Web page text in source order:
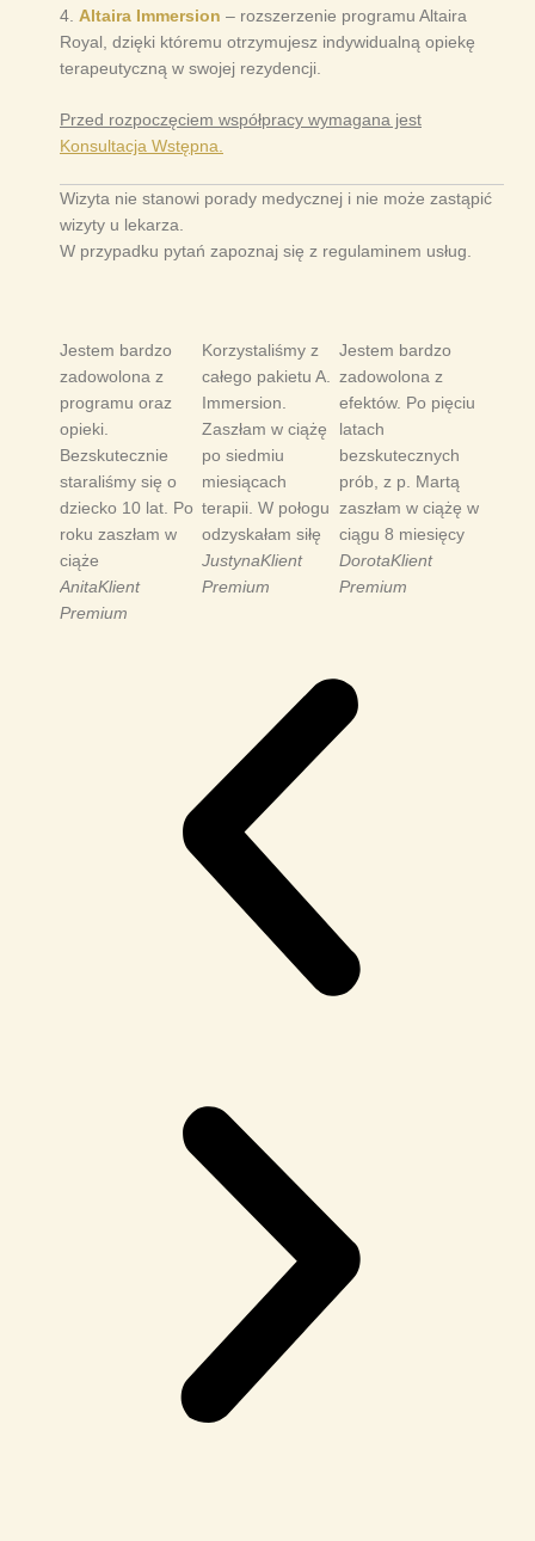
4. Altaira Immersion – rozszerzenie programu Altaira
Royal, dzięki któremu otrzymujesz indywidualną opiekę
terapeutyczną w swojej rezydencji.
Przed rozpoczęciem współpracy wymagana jest
Konsultacja Wstępna.
Wizyta nie stanowi porady medycznej i nie może zastąpić
wizyty u lekarza.
W przypadku pytań zapoznaj się z regulaminem usług.
Jestem bardzo
zadowolona z
programu oraz
opieki.
Bezskutecznie
staraliśmy się o
dziecko 10 lat. Po
roku zaszłam w
ciąże
AnitaKlient
Premium
Korzystaliśmy z
całego pakietu A.
Immersion.
Zaszłam w ciążę
po siedmiu
miesiącach
terapii. W połogu
odzyskałam siłę
JustynaKlient
Premium
Jestem bardzo
zadowolona z
efektów. Po pięciu
latach
bezskutecznych
prób, z p. Martą
zaszłam w ciążę w
ciągu 8 miesięcy
DorotaKlient
Premium